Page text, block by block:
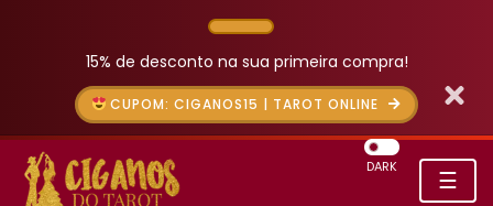
15% de desconto na sua primeira compra!
CUPOM: CIGANOS15 | TAROT ONLINE
☰
DARK